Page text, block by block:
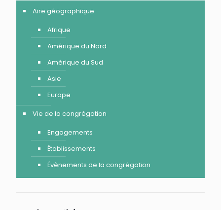
Aire géographique
Afrique
Amérique du Nord
Amérique du Sud
Asie
Europe
Vie de la congrégation
Engagements
Établissements
Évènements de la congrégation